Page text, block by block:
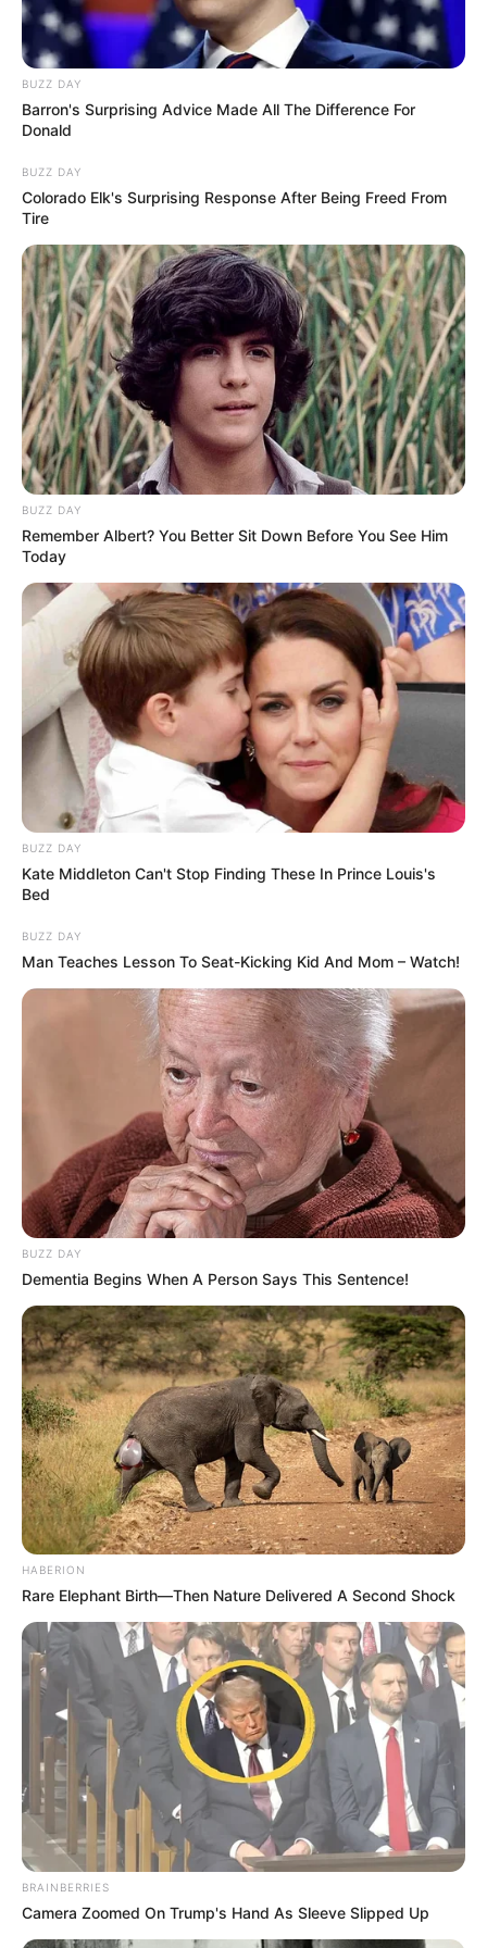
Szerző
BUZZ DAY
Barron's Surprising Advice Made All The Difference For
Donald
BUZZ DAY
Colorado Elk's Surprising Response After Being Freed From
Tire
BUZZ DAY
Remember Albert? You Better Sit Down Before You See Him
Today
BUZZ DAY
Kate Middleton Can't Stop Finding These In Prince Louis's
Bed
BUZZ DAY
Man Teaches Lesson To Seat-Kicking Kid And Mom – Watch!
BUZZ DAY
Dementia Begins When A Person Says This Sentence!
HABERION
Rare Elephant Birth—Then Nature Delivered A Second Shock
BRAINBERRIES
Camera Zoomed On Trump's Hand As Sleeve Slipped Up